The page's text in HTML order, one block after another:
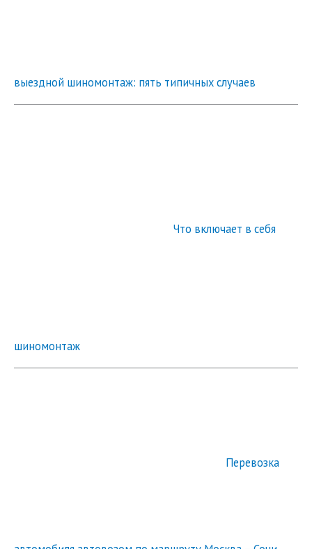
выездной шиномонтаж: пять типичных случаев
Что включает в себя
шиномонтаж
Перевозка